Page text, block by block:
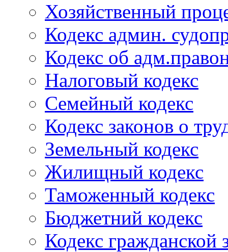
Хозяйственный
Кодекс админ.
Кодекс об
Налоговый кодекс
Семейный кодекс
Кодекс законов о
Земельный кодекс
Жилищный кодекс
Таможенный кодекс
Бюджетний кодекс
Кодекс гражданской